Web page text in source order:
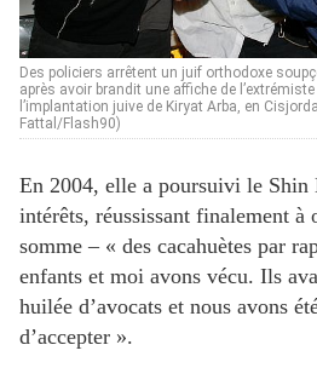
Des policiers arrêtent un juif orthodoxe
après avoir brandit une affiche de
l’implantation juive de Kiryat Arba, en
Fattal/Flash90)
En 2004, elle a poursuivi le Shin
intérêts, réussissant finalement à
somme – « des cacahuètes par
enfants et moi avons vécu. Ils
huilée d’avocats et nous avons
d’accepter ».